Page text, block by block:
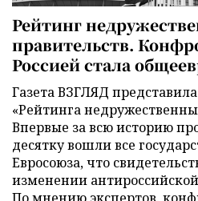
Рейтинг
правительств.
Россией стала
Газета ВЗГЛЯД
«Рейтинга
Впервые за всю историю
десятку вошли все
Евросоюза, что
изменении